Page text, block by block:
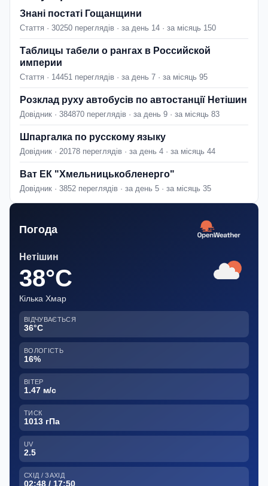
Знані постаті Гощанщини
Стаття · 30250 переглядів · за день 14 · за місяць 150
Таблицы табели о рангах в Российской
империи
Стаття · 14451 переглядів · за день 7 · за місяць 95
Розклад руху автобусів по автостанції Нетішин
Довідник · 384870 переглядів · за день 9 · за місяць 83
Шпаргалка по русскому языку
Довідник · 20178 переглядів · за день 4 · за місяць 44
Ват ЕК "Хмельницькобленерго"
Довідник · 3852 переглядів · за день 5 · за місяць 35
Погода
Нетішин
38°C
Кілька Хмар
ВІДЧУВАЄТЬСЯ
36°C
ВОЛОГІСТЬ
16%
ВІТЕР
1.47 м/с
ТИСК
1013 гПа
UV
2.5
СХІД / ЗАХІД
02:48 / 17:50